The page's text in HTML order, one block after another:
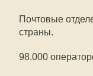
Почтовые
страны.
98.000